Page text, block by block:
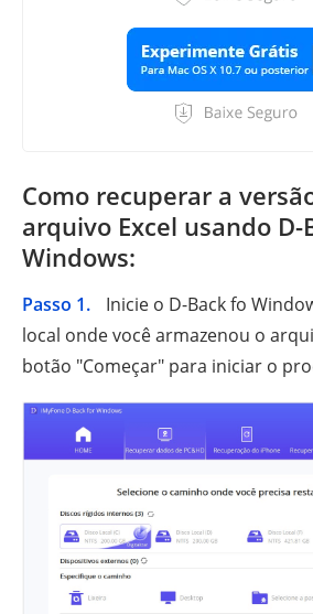
Como recuperar a
arquivo Excel usando D-
Windows:
Passo 1.
Inicie o D-Back fo
local onde você armazenou o
botão "Começar" para iniciar o